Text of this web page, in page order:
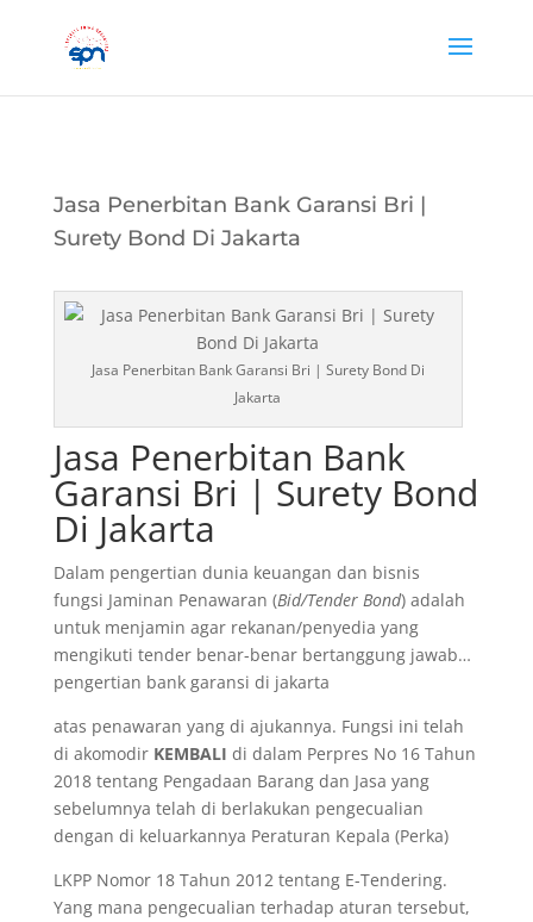
Jasa Penerbitan Bank Garansi Bri |
Surety Bond Di Jakarta
Jasa Penerbitan Bank Garansi Bri | Surety Bond Di
Jakarta
Jasa Penerbitan Bank
Garansi Bri | Surety Bond
Di Jakarta
Dalam pengertian dunia keuangan dan bisnis
fungsi Jaminan Penawaran (Bid/Tender Bond) adalah
untuk menjamin agar rekanan/penyedia yang
mengikuti tender benar-benar bertanggung jawab…
pengertian bank garansi di jakarta
atas penawaran yang di ajukannya. Fungsi ini telah
di akomodir KEMBALI di dalam Perpres No 16 Tahun
2018 tentang Pengadaan Barang dan Jasa yang
sebelumnya telah di berlakukan pengecualian
dengan di keluarkannya Peraturan Kepala (Perka)
LKPP Nomor 18 Tahun 2012 tentang E-Tendering.
Yang mana pengecualian terhadap aturan tersebut,